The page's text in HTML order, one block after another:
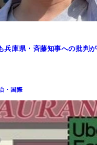
兵庫県・斉藤知事への批判が
・国際